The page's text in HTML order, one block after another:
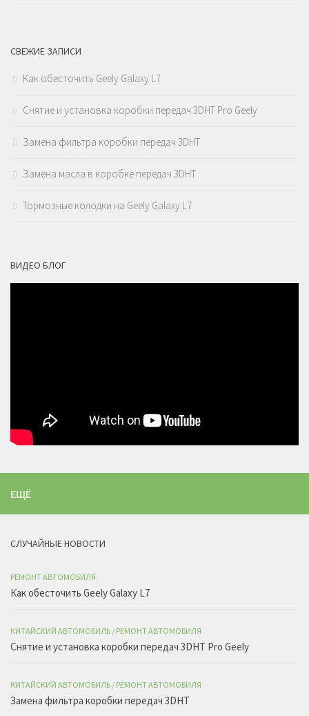
СВЕЖИЕ ЗАПИСИ
Как обесточить Geely Galaxy L7
Снятие и установка коробки передач 3DHT Pro Geely
Замена фильтра коробки передач 3DHT
Замена масла в коробке передач 3DHT
Тормозные колодки на Geely Galaxy L7
ВИДЕО БЛОГ
ЕЩЁ
СЛУЧАЙНЫЕ НОВОСТИ
РЕМОНТ АВТОМОБИЛЯ
Как обесточить Geely Galaxy L7
КИТАЙСКИЙ АВТОМОБИЛЬ / РЕМОНТ АВТОМОБИЛЯ
Снятие и установка коробки передач 3DHT Pro Geely
КИТАЙСКИЙ АВТОМОБИЛЬ / РЕМОНТ АВТОМОБИЛЯ
Замена фильтра коробки передач 3DHT